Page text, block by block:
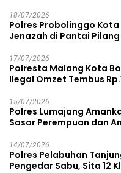
18/07/2026
Polres Probolinggo
Jenazah di Pantai
17/07/2026
Polresta Malang Kota
Ilegal Omzet Tembus
15/07/2026
Polres Lumajang
Sasar Perempuan dan
14/07/2026
Polres Pelabuhan
Pengedar Sabu, Sita 12